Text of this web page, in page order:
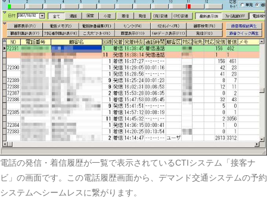
電話の発信・着信履歴が一覧で表示されているCTIシステム「接客ナ
ビ」の画面です。この電話履歴画面から、デマンド交通システムの予約
システムへシームレスに繋がります。